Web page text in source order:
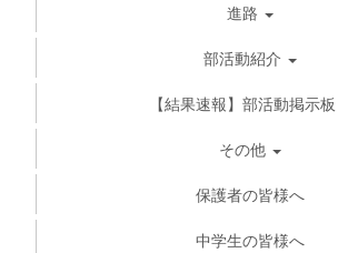
進路
部活動紹介
【結果速報】部活動掲示板
その他
保護者の皆様へ
中学生の皆様へ